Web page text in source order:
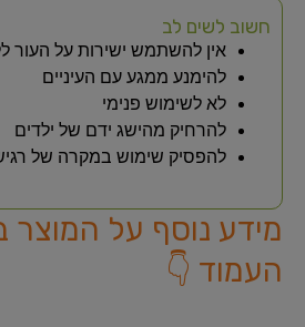
חשוב לשים לב
אין להשתמש ישירות על העור
להימנע ממגע עם העיניים
לא לשימוש פנימי
להרחיק מהישג ידם של ילדים
להפסיק שימוש במקרה של
מידע נוסף על
העמוד 👇